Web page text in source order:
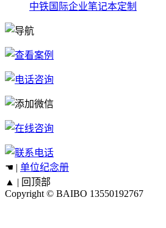
中铁国际企业笔记本定制
☚ | 单位纪念册
▲ | 回顶部
Copyright © BAIBO 13550192767